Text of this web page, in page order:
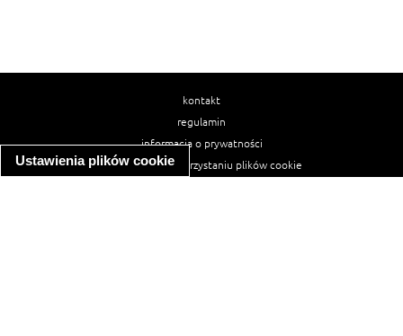
Ustawienia plików cookie
kontakt
regulamin
informacja o prywatności
informacja o wykorzystaniu plików cookie